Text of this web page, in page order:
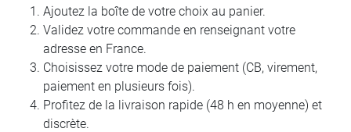
Ajoutez la boîte de votre choix au panier.
Validez votre commande en renseignant votre
adresse en France.
Choisissez votre mode de paiement (CB, virement,
paiement en plusieurs fois).
Profitez de la livraison rapide (48 h en moyenne) et
discrète.